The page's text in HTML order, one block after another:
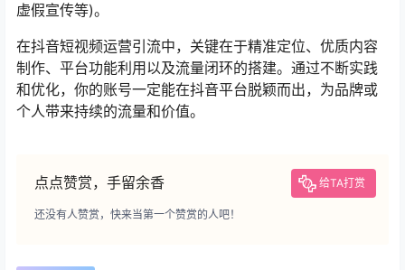
虚假宣传等)。
在抖音短视频运营引流中，关键在于精准定位、优质内容
制作、平台功能利用以及流量闭环的搭建。通过不断实践
和优化，你的账号一定能在抖音平台脱颖而出，为品牌或
个人带来持续的流量和价值。
点点赞赏，手留余香 给TA打赏
还没有人赞赏，快来当第一个赞赏的人吧！